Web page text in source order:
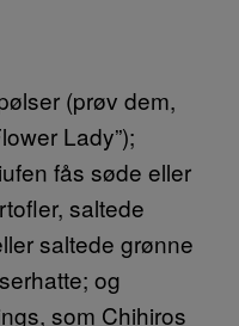
(prøv dem,
Lady”);
fås søde eller
saltede
saltede grønne
og
som Chihiros